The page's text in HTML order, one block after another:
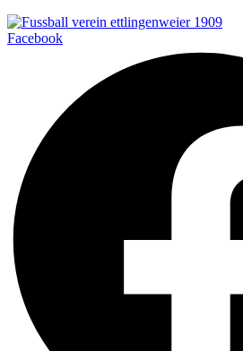
Facebook